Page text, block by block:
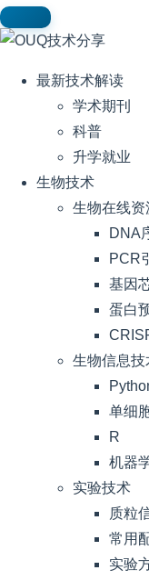
最新技术解读
学术期刊
科普
升学就业
生物技术
生物在线资
DNA
PCR
基因
蛋白
生物信息技
单细
R
机器
实验技术
质粒
常用
实验